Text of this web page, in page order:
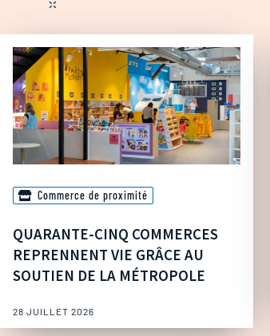
Commerce de proximité
QUARANTE-CINQ COMMERCES
REPRENNENT VIE GRÂCE AU
SOUTIEN DE LA MÉTROPOLE
28 JUILLET 2026